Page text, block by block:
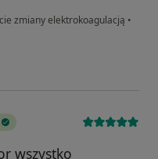
zmiany elektrokoagulacją •
wszystko